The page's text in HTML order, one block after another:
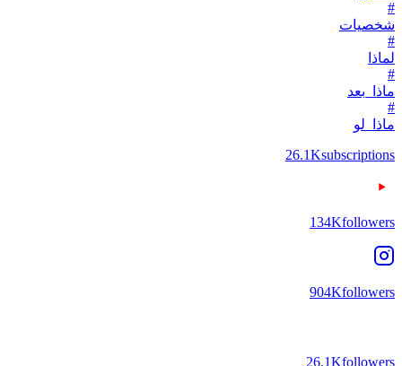
#
شخصيات
#
لماذا
#
ماذا_بعد
#
ماذا_لو
26.1Ksubscriptions
134Kfollowers
904Kfollowers
26.1Kfollowers